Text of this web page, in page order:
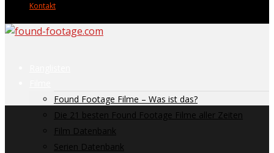
Kontakt
Found Footage Filme – Was ist das?
Die 21 besten Found Footage Filme aller Zeiten
Film Datenbank
Serien Datenbank